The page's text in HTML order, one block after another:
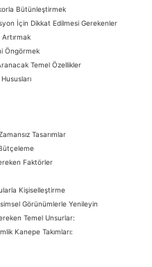
Bütünleştirmek
İçin Dikkat Edilmesi Gerekenler
Öngörmek
Temel Özellikler
Hususları
Tasarımlar
Faktörler
Kişiselleştirme
Görünümlerle Yenileyin
Temel Unsurlar:
Kanepe Takımları: